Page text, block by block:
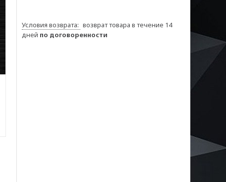
возврат товара в течение 14
дней по договоренности